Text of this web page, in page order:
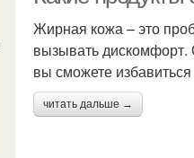
Жирная кожа – это
вызывать дискомфорт.
вы сможете
читать дальше →